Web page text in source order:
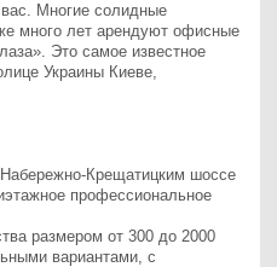
Многие солидные
много лет арендуют офисные
Это самое известное
Украины Киеве,
Крещатицким шоссе
профессиональное
размером от 300 до 2000
вариантами, с